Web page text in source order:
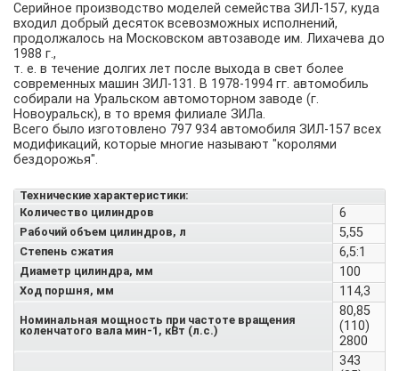
Серийное производство моделей семейства ЗИЛ-157, куда
входил добрый десяток всевозможных исполнений,
продолжалось на Московском автозаводе им. Лихачева до
1988 г.,
т. е. в течение долгих лет после выхода в свет более
современных машин ЗИЛ-131. В 1978-1994 гг. автомобиль
собирали на Уральском автомоторном заводе (г.
Новоуральск), в то время филиале ЗИЛа.
Всего было изготовлено 797 934 автомобиля ЗИЛ-157 всех
модификаций, которые многие называют "королями
бездорожья".
Технические характеристики:
Количество цилиндров
6
Рабочий объем цилиндров, л 5,55
Степень сжатия 6,5:1
Диаметр цилиндра, мм 100
Ход поршня, мм 114,3
Номинальная мощность при частоте вращения
коленчатого вала мин-1, кВт (л.с.)
80,85
(110)
2800
343